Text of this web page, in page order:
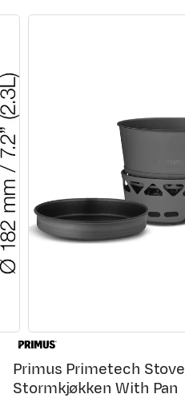
Primus Primetech
Stormkjøkken With Pan